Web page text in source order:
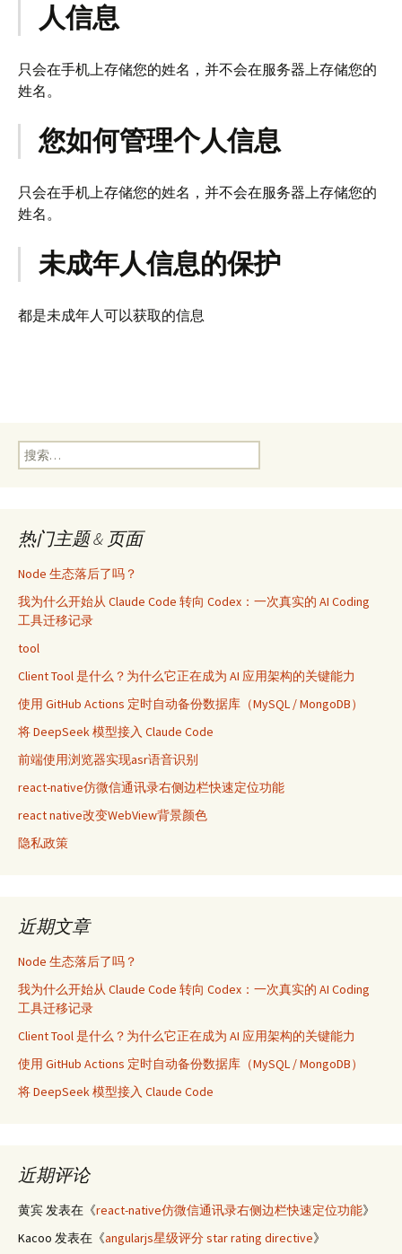
人信息
只会在手机上存储您的姓名，并不会在服务器上存储您的
姓名。
您如何管理个人信息
只会在手机上存储您的姓名，并不会在服务器上存储您的
姓名。
未成年人信息的保护
都是未成年人可以获取的信息
搜
索：
热门主题 & 页面
Node 生态落后了吗？
我为什么开始从 Claude Code 转向 Codex：一次真实的 AI Coding
工具迁移记录
tool
Client Tool 是什么？为什么它正在成为 AI 应用架构的关键能力
使用 GitHub Actions 定时自动备份数据库（MySQL / MongoDB）
将 DeepSeek 模型接入 Claude Code
前端使用浏览器实现asr语音识别
react-native仿微信通讯录右侧边栏快速定位功能
react native改变WebView背景颜色
隐私政策
近期文章
Node 生态落后了吗？
我为什么开始从 Claude Code 转向 Codex：一次真实的 AI Coding
工具迁移记录
Client Tool 是什么？为什么它正在成为 AI 应用架构的关键能力
使用 GitHub Actions 定时自动备份数据库（MySQL / MongoDB）
将 DeepSeek 模型接入 Claude Code
近期评论
黄宾发表在《react-native仿微信通讯录右侧边栏快速定位功能》
Kacoo 发表在《angularjs星级评分 star rating directive》